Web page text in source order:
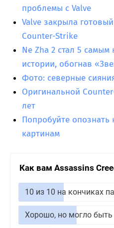
проблемы с Valve
Valve закрыла
Counter-Strike
Ne Zha 2 стал 5
истории, обогнав
Фото: северные
Оригинальной
лет
Попробуйте
картинам
Как вам Assassins
10 из 10 на кончиках
Хорошо, но могло